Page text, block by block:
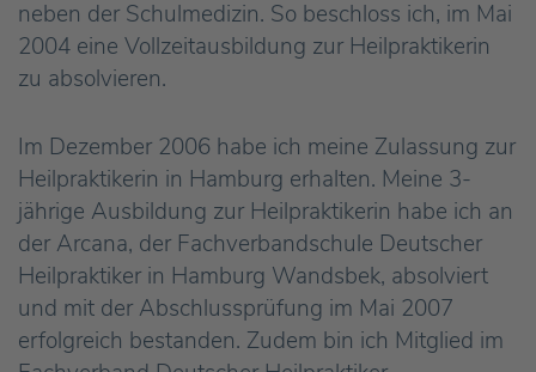
neben der Schulmedizin. So beschloss ich, im Mai
2004 eine Vollzeitausbildung zur Heilpraktikerin
zu absolvieren.
Im Dezember 2006 habe ich meine Zulassung zur
Heilpraktikerin in Hamburg erhalten. Meine 3-
jährige Ausbildung zur Heilpraktikerin habe ich an
der Arcana, der Fachverbandschule Deutscher
Heilpraktiker in Hamburg Wandsbek, absolviert
und mit der Abschlussprüfung im Mai 2007
erfolgreich bestanden. Zudem bin ich Mitglied im